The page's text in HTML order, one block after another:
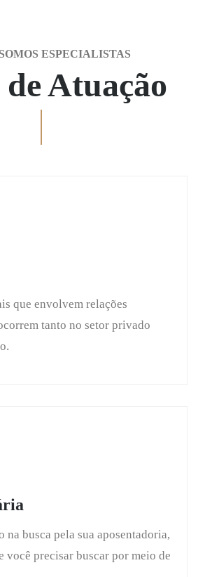
ESPECIALISTAS
Atuação
que envolvem relações
tanto no setor privado
na busca pela sua aposentadoria,
você precisar buscar por meio de